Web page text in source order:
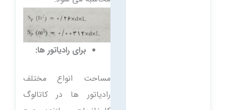
برای رادیاتور ها:
مساحت انواع مختلف
رادیاتور ها در کاتالوگ